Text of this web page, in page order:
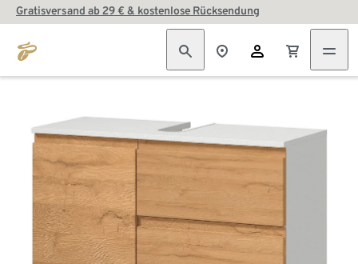
Gratisversand ab 29 € & kostenlose Rücksendung